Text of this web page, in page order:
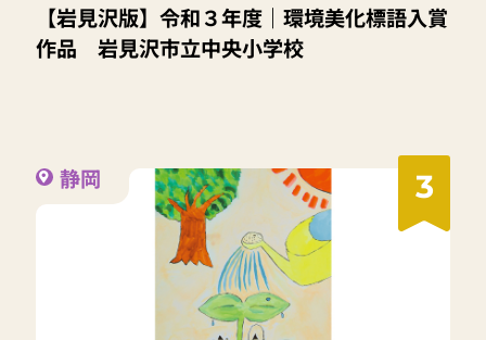
【岩見沢版】令和３年度｜環境美化標語入賞
作品 岩見沢市立中央小学校
3
静岡